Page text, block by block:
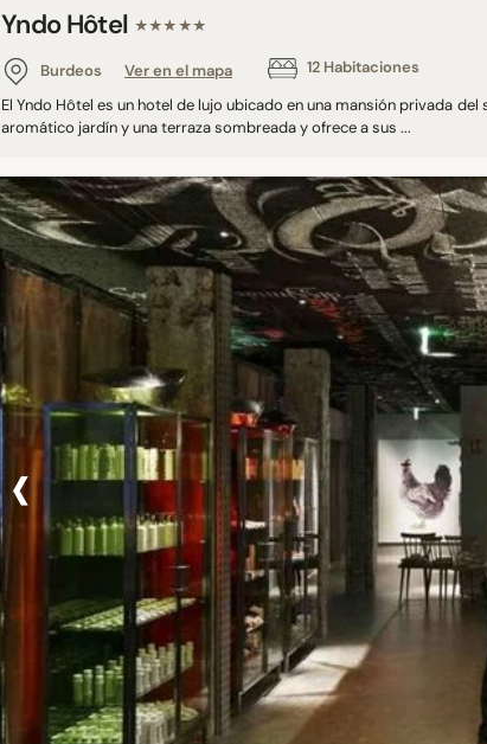
Yndo Hôtel ★★★★★
Burdeos Ver en el mapa 12 Habitaciones
El Yndo Hôtel es un hotel de lujo ubicado en una mansión privada
aromático jardín y una terraza sombreada y ofrece a sus ...
‹